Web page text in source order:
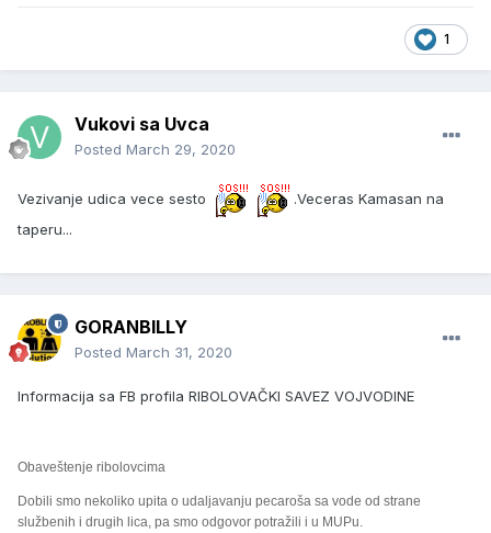
1
Vukovi sa Uvca
Posted March 29, 2020
Vezivanje udica vece sesto
.Veceras Kamasan na
taperu...
GORANBILLY
Posted March 31, 2020
Informacija sa FB profila RIBOLOVAČKI SAVEZ VOJVODINE
Obaveštenje ribolovcima
Dobili smo nekoliko upita o udaljavanju pecaroša sa vode od strane
službenih i drugih lica, pa smo odgovor potražili i u MUPu.